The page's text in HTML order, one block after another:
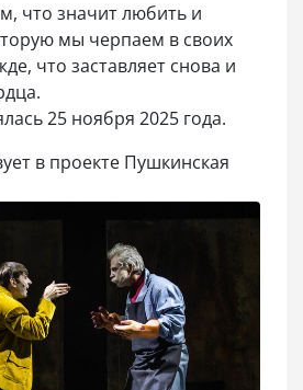
что значит любить и
мы черпаем в своих
что заставляет снова и
25 ноября 2025 года.
в проекте Пушкинская